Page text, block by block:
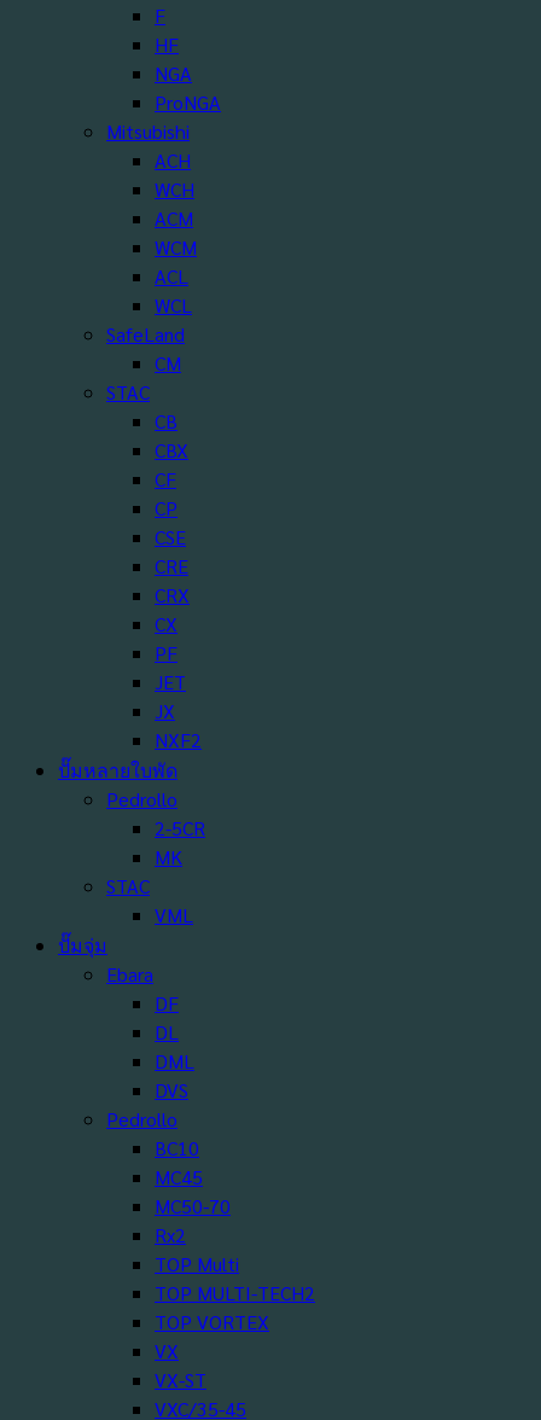
F
HF
NGA
ProNGA
Mitsubishi
ACH
WCH
ACM
WCM
ACL
WCL
SafeLand
CM
STAC
CB
CBX
CF
CP
CSE
CRE
CRX
CX
PF
JET
JX
NXF2
ปั๊มหลายใบพัด
Pedrollo
2-5CR
MK
STAC
VML
ปั๊มจุ่ม
Ebara
DF
DL
DML
DVS
Pedrollo
BC10
MC45
MC50-70
Rx2
TOP Multi
TOP MULTI-TECH2
TOP VORTEX
VX
VX-ST
VXC/35-45